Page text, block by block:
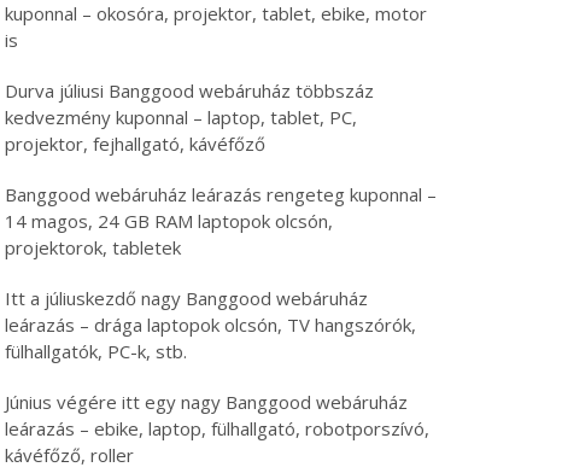
kuponnal – okosóra, projektor, tablet, ebike, motor
is
Durva júliusi Banggood webáruház többszáz
kedvezmény kuponnal – laptop, tablet, PC,
projektor, fejhallgató, kávéfőző
Banggood webáruház leárazás rengeteg kuponnal –
14 magos, 24 GB RAM laptopok olcsón,
projektorok, tabletek
Itt a júliuskezdő nagy Banggood webáruház
leárazás – drága laptopok olcsón, TV hangszórók,
fülhallgatók, PC-k, stb.
Június végére itt egy nagy Banggood webáruház
leárazás – ebike, laptop, fülhallgató, robotporszívó,
kávéfőző, roller